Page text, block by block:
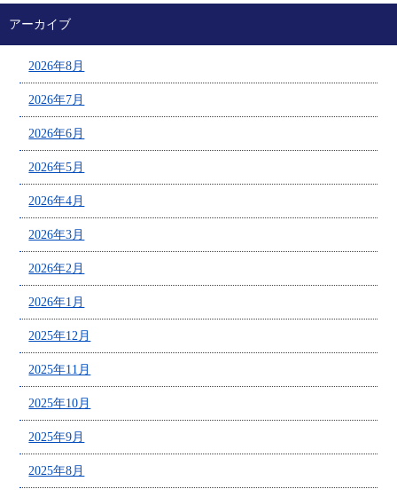
アーカイブ
2026年8月
2026年7月
2026年6月
2026年5月
2026年4月
2026年3月
2026年2月
2026年1月
2025年12月
2025年11月
2025年10月
2025年9月
2025年8月